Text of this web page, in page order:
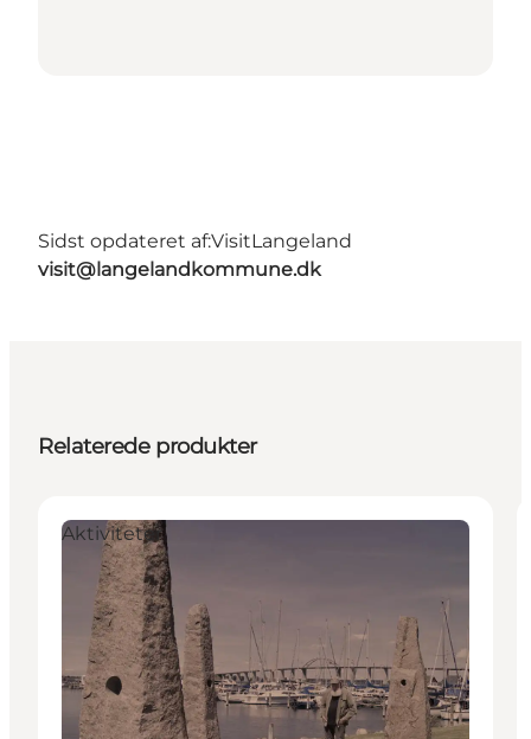
Sidst opdateret af:VisitLangeland
visit@langelandkommune.dk
Relaterede produkter
Aktiviteter